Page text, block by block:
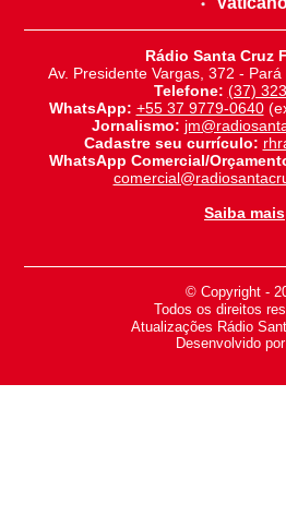
Rádio Santa Cruz
Av. Presidente Vargas, 372 -
Telefone: (37)
WhatsApp: +55 37 9779-0640
Jornalismo:
Cadastre seu currículo:
WhatsApp Comercial/
Saiba mais
© Copyright -
-
Todos os direitos
-
Atualizações Rádio
Desenvolvido